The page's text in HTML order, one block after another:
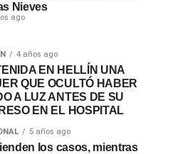
Nieves
ago
4 años ago
EN HELLÍN UNA
QUE OCULTÓ HABER
A LUZ ANTES DE SU
EN EL HOSPITAL
5 años ago
los casos, mientras